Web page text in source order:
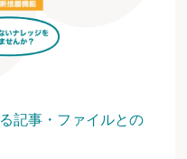
記事・ファイルとの